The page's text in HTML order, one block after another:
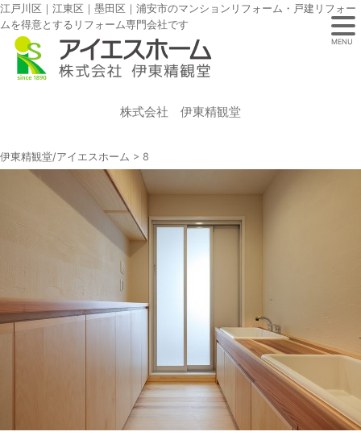
江戸川区｜江東区｜墨田区｜浦安市のマンションリフォーム・戸建リフォー
ムを得意とするリフォーム専門会社です
株式会社 伊東精観堂
伊東精観堂/アイエスホーム > 8
MENU